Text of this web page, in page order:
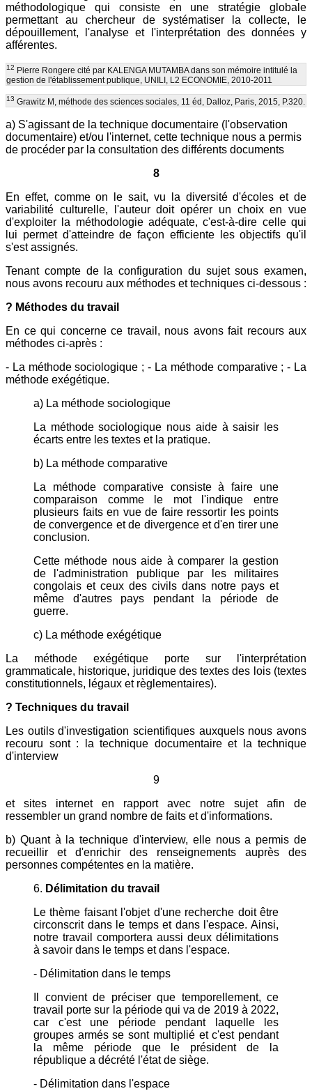
méthodologique qui consiste en une stratégie globale
permettant au chercheur de systématiser la collecte, le
dépouillement, l'analyse et l'interprétation des données y
afférentes.
12 Pierre Rongere cité par KALENGA MUTAMBA dans son mémoire intitulé la
gestion de l'établissement publique, UNILI, L2 ECONOMIE, 2010-2011
13 Grawitz M, méthode des sciences sociales, 11 éd, Dalloz, Paris, 2015, P.320.
a) S'agissant de la technique documentaire (l'observation
documentaire) et/ou l'internet, cette technique nous a permis
de procéder par la consultation des différents documents
8
En effet, comme on le sait, vu la diversité d'écoles et de
variabilité culturelle, l'auteur doit opérer un choix en vue
d'exploiter la méthodologie adéquate, c'est-à-dire celle qui
lui permet d'atteindre de façon efficiente les objectifs qu'il
s'est assignés.
Tenant compte de la configuration du sujet sous examen,
nous avons recouru aux méthodes et techniques ci-dessous :
? Méthodes du travail
En ce qui concerne ce travail, nous avons fait recours aux
méthodes ci-après :
- La méthode sociologique ; - La méthode comparative ; - La
méthode exégétique.
a) La méthode sociologique
La méthode sociologique nous aide à saisir les
écarts entre les textes et la pratique.
b) La méthode comparative
La méthode comparative consiste à faire une
comparaison comme le mot l'indique entre
plusieurs faits en vue de faire ressortir les points
de convergence et de divergence et d'en tirer une
conclusion.
Cette méthode nous aide à comparer la gestion
de l'administration publique par les militaires
congolais et ceux des civils dans notre pays et
même d'autres pays pendant la période de
guerre.
c) La méthode exégétique
La méthode exégétique porte sur l'interprétation
grammaticale, historique, juridique des textes des lois (textes
constitutionnels, légaux et règlementaires).
? Techniques du travail
Les outils d'investigation scientifiques auxquels nous avons
recouru sont : la technique documentaire et la technique
d'interview
9
et sites internet en rapport avec notre sujet afin de
ressembler un grand nombre de faits et d'informations.
b) Quant à la technique d'interview, elle nous a permis de
recueillir et d'enrichir des renseignements auprès des
personnes compétentes en la matière.
6. Délimitation du travail
Le thème faisant l'objet d'une recherche doit être
circonscrit dans le temps et dans l'espace. Ainsi,
notre travail comportera aussi deux délimitations
à savoir dans le temps et dans l'espace.
- Délimitation dans le temps
Il convient de préciser que temporellement, ce
travail porte sur la période qui va de 2019 à 2022,
car c'est une période pendant laquelle les
groupes armés se sont multiplié et c'est pendant
la même période que le président de la
république a décrété l'état de siège.
- Délimitation dans l'espace